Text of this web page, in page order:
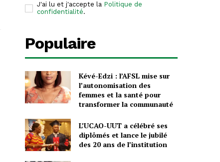
J'ai lu et j'accepte la Politique de
confidentialité.
Populaire
Kévé-Edzi : l’AFSL mise sur
l’autonomisation des
femmes et la santé pour
transformer la communauté
L’UCAO-UUT a célébré ses
diplômés et lance le jubilé
des 20 ans de l’institution